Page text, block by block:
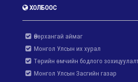
ХОЛБООС
Өвөрхангай аймаг
Монгол Улсын их хурал
Төрийн өмчийн бодлого
Монгол Улсын Засгийн газар